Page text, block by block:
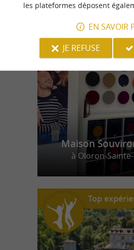
Maison
à Oloron-
Top
les plateformes déposent
EN SAVOIR
JE REFUSE